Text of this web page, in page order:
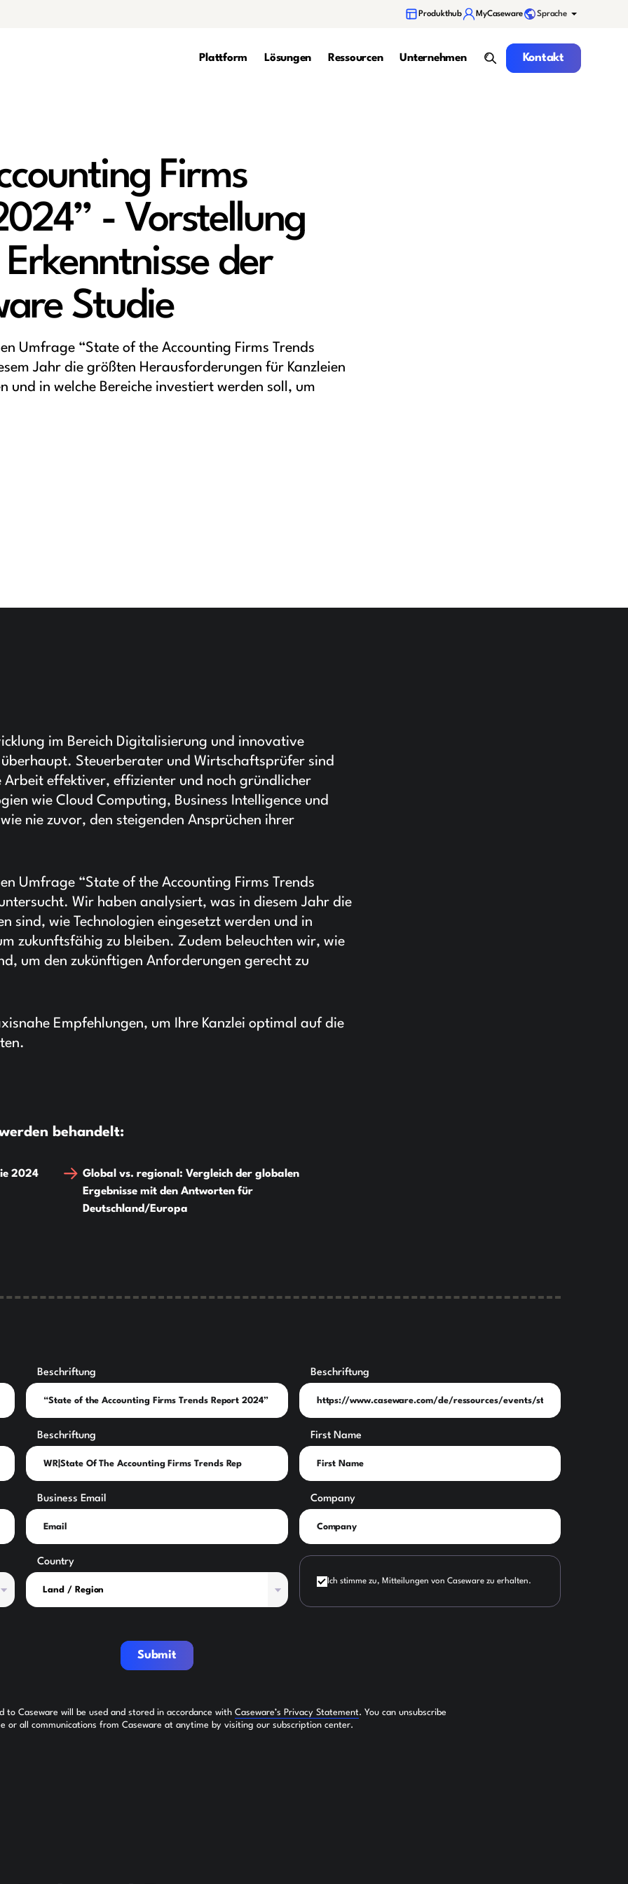
Produkthub MyCaseware Sprache
Plattform Lösungen Ressourcen Unternehmen
Suche
Kontakt
Kontakt
Firms
- Vorstellung
der
Studie
Umfrage “State of the Accounting Firms Trends
Jahr die größten Herausforderungen für Kanzleien
und in welche Bereiche investiert werden soll, um
im Bereich Digitalisierung und innovative
Steuerberater und Wirtschaftsprüfer sind
Arbeit effektiver, effizienter und noch gründlicher
wie Cloud Computing, Business Intelligence und
nie zuvor, den steigenden Ansprüchen ihrer
Umfrage “State of the Accounting Firms Trends
Wir haben analysiert, was in diesem Jahr die
sind, wie Technologien eingesetzt werden und in
zukunftsfähig zu bleiben. Zudem beleuchten wir, wie
um den zukünftigen Anforderungen gerecht zu
Empfehlungen, um Ihre Kanzlei optimal auf die
behandelt:
2024
Global vs. regional: Vergleich der globalen
Ergebnisse mit den Antworten für
Deutschland/Europa
Beschriftung Beschriftung
Beschriftung First Name
Business Email Company
Country
Ich stimme zu, Mitteilungen von Caseware zu erhalten.
Submit
Caseware will be used and stored in accordance with Caseware’s Privacy Statement. You can unsubscribe
or all communications from Caseware at anytime by visiting our subscription center.